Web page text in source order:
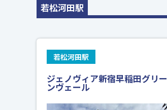
若松河田駅
若松河田駅
ジェノヴィア新宿早稲田グリー
ンヴェール